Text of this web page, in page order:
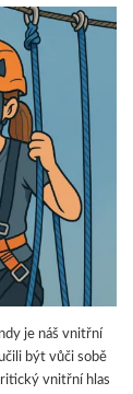
je náš vnitřní
být vůči sobě
vnitřní hlas